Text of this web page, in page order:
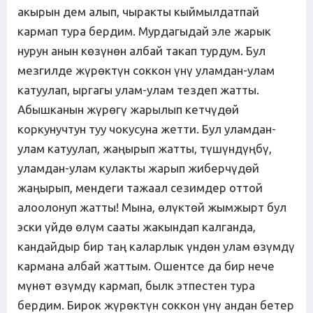
акырын дем алып, чыракты кыймылдатпай
кармап тура бердим. Мурдагыдай эле жарык
нурун анын көзүнөн албай такап турдум. Бул
мезгилде жүрөктүн соккон үнү уламдан-улам
катуулап, ыргагы улам-улам тездеп жатты.
Абышканын жүрөгү жарылып кетчүдөй
коркунучтун туу чокусуна жетти. Бул уламдан-
улам катуулап, жаңырып жатты, түшүндүңбү,
уламдан-улам кулакты жарып жиберчүдөй
жаңырып, мендеги тажаал сезимдер оттой
алоолонуп жатты! Мына, өлүктөй жымжырт бул
эски үйдө өлүм сааты жакындап калганда,
кандайдыр бир таң каларлык үндөн улам өзүмдү
кармана албай жаттым. Ошентсе да бир нече
мүнөт өзүмдү кармап, былк этпестен тура
бердим. Бирок жүрөктүн соккон үнү андан бетер